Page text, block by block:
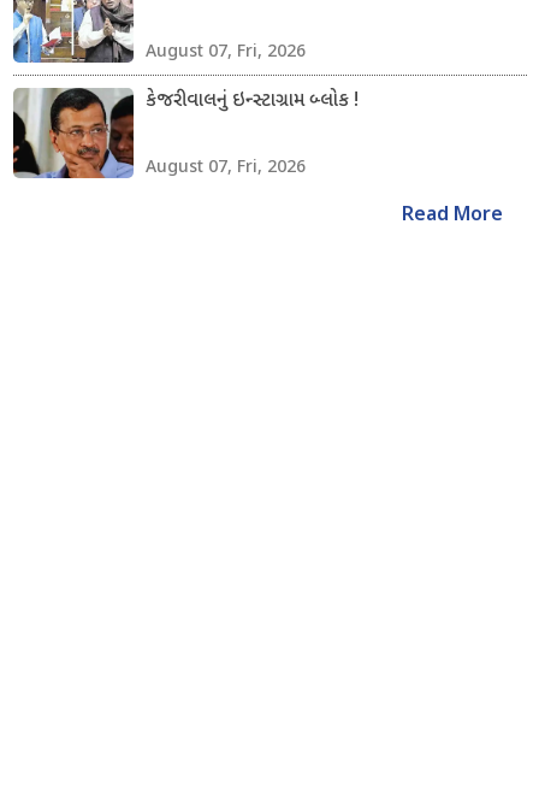
August 07, Fri, 2026
કેજરીવાલનું ઇન્સ્ટાગ્રામ બ્લોક !
August 07, Fri, 2026
Read More